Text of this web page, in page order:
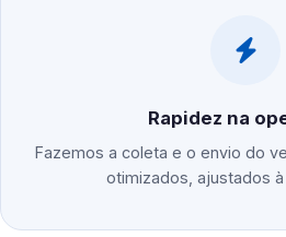
Rapidez na
Fazemos a coleta e o envio do
otimizados, ajustados à